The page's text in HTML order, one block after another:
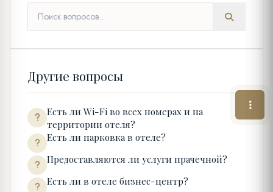
Другие вопросы
Есть ли Wi-Fi во всех номерах и на
территории отеля?
Есть ли парковка в отеле?
Предоставляются ли услуги прачечной?
Есть ли в отеле бизнес-центр?